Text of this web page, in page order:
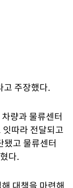
고 주장했다.
량과 물류센터
따라 전달되고
고 물류센터
다.
대책을 마련해